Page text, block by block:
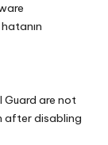
are not
after disabling